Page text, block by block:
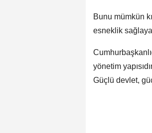
Bunu mümkün
esneklik
yönetim
Güçlü devlet,